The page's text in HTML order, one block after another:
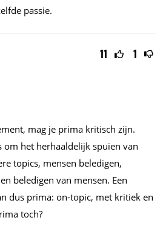
passie.
11 1
mag je prima kritisch zijn.
om het herhaaldelijk spuien van
topics, mensen beledigen,
beledigen van mensen. Een
dus prima: on-topic, met kritiek en
toch?